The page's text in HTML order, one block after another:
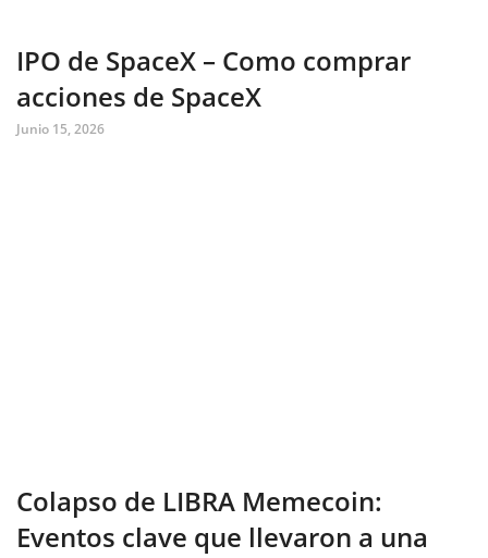
IPO de SpaceX – Como comprar
acciones de SpaceX
Junio 15, 2026
Colapso de LIBRA Memecoin:
Eventos clave que llevaron a una